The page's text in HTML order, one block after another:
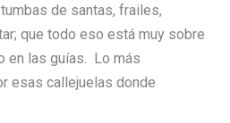
de santas, frailes,
que todo eso está muy sobre
en las guías. Lo más
esas callejuelas donde